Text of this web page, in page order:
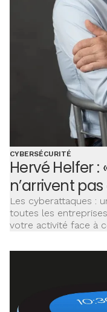
CYBERSÉCURITÉ
Hervé Helfer
n’arrivent
Les cyberattaques :
toutes les
votre activité face à